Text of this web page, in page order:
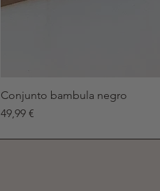
Conjunto bambula negro
Precio
49,99 €